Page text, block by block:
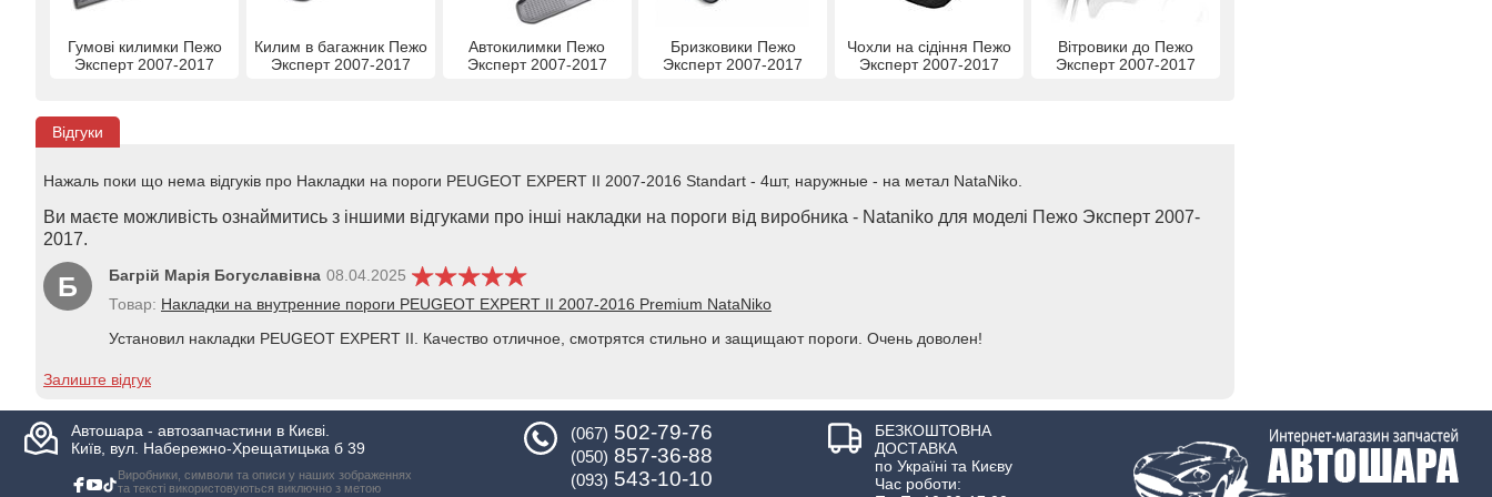
Гумові килимки Пежо
Эксперт 2007-2017
Килим в багажник Пежо
Эксперт 2007-2017
Автокилимки Пежо
Эксперт 2007-2017
Бризковики Пежо
Эксперт 2007-2017
Чохли на сідіння Пежо
Эксперт 2007-2017
Вітровики до Пежо
Эксперт 2007-2017
Відгуки
Нажаль поки що нема відгуків про Накладки на пороги PEUGEOT EXPERT II 2007-2016 Standart - 4шт, наружные - на метал NataNiko.
Ви маєте можливість ознаймитись з іншими відгуками про інші накладки на пороги від виробника - Nataniko для моделі Пежо Эксперт 2007-
2017.
Б Багрій Марія Богуславівна 08.04.2025
Товар: Накладки на внутренние пороги PEUGEOT EXPERT II 2007-2016 Premium NataNiko
Установил накладки PEUGEOT EXPERT II. Качество отличное, смотрятся стильно и защищают пороги. Очень доволен!
Залиште відгук
Автошара - автозапчастини в Києві.
Київ, вул. Набережно-Хрещатицька б 39
Виробники, символи та описи у наших зображеннях
та тексті використовуються виключно з метою
(067) 502-79-76
(050) 857-36-88
(093) 543-10-10
БЕЗКОШТОВНА
ДОСТАВКА
по Україні та Києву
Час роботи: